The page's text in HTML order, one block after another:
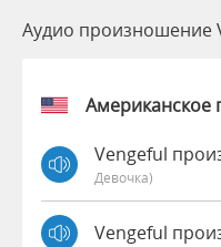
Аудио произношение
Vengeful
Девочка)
Vengeful